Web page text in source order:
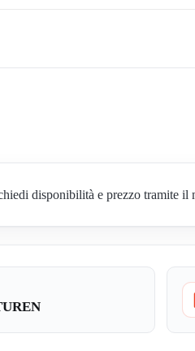
disponibilità e prezzo tramite il